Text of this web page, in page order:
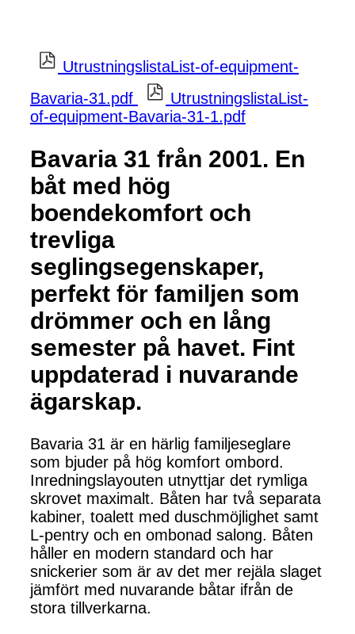
UtrustningslistaList-of-equipment-
Bavaria-31.pdf
UtrustningslistaList-
of-equipment-Bavaria-31-1.pdf
Bavaria 31 från 2001. En
båt med hög
boendekomfort och
trevliga
seglingsegenskaper,
perfekt för familjen som
drömmer och en lång
semester på havet. Fint
uppdaterad i nuvarande
ägarskap.
Bavaria 31 är en härlig familjeseglare
som bjuder på hög komfort ombord.
Inredningslayouten utnyttjar det rymliga
skrovet maximalt. Båten har två separata
kabiner, toalett med duschmöjlighet samt
L-pentry och en ombonad salong. Båten
håller en modern standard och har
snickerier som är av det mer rejäla slaget
jämfört med nuvarande båtar ifrån de
stora tillverkarna.